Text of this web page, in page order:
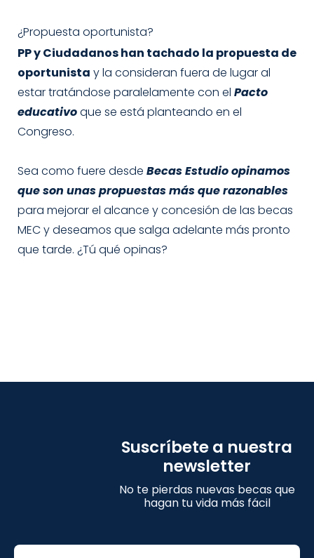
¿Propuesta oportunista?
PP y Ciudadanos han tachado la propuesta de
oportunista y la consideran fuera de lugar al
estar tratándose paralelamente con el Pacto
educativoque se está planteando en el
Congreso.
Sea como fuere desde Becas Estudio opinamos
que son unas propuestas más que razonables
para mejorar el alcance y concesión de las becas
MEC y deseamos que salga adelante más pronto
que tarde. ¿Tú qué opinas?
Suscríbete a nuestra
newsletter
No te pierdas nuevas becas que
hagan tu vida más fácil
Email